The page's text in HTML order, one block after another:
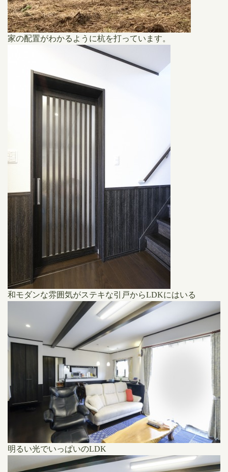
家の配置がわかるように杭を打っています。
和モダンな雰囲気がステキな引戸からLDKにはいる
明るい光でいっぱいのLDK